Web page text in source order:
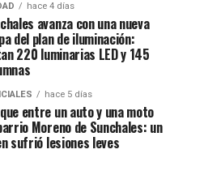
hace 4 días
avanza con una nueva
del plan de iluminación:
220 luminarias LED y 145
hace 5 días
entre un auto y una moto
Moreno de Sunchales: un
sufrió lesiones leves